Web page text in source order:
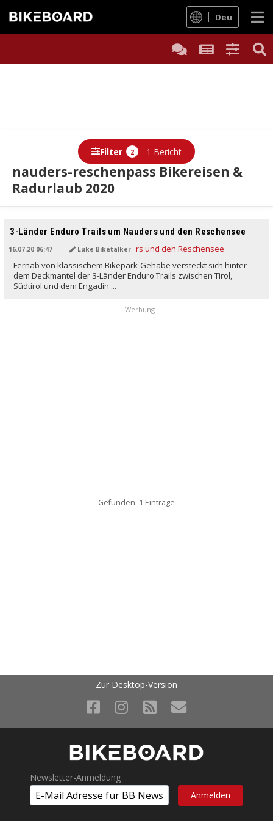
Deu
Filter 2 1 Bericht
nauders-reschenpass Bikereisen &
Radurlaub 2020
3-Länder Enduro Trails um Nauders und den Reschensee
16.07.20 06:47 Luke Biketalker
Fernab von klassischem Bikepark-Gehabe versteckt sich hinter
dem Deckmantel der 3-Länder Enduro Trails zwischen Tirol,
Südtirol und dem Engadin ...
Werbung
Gefunden: 1 Einträge
Zur Desktop-Version
Newsletter-Anmeldung